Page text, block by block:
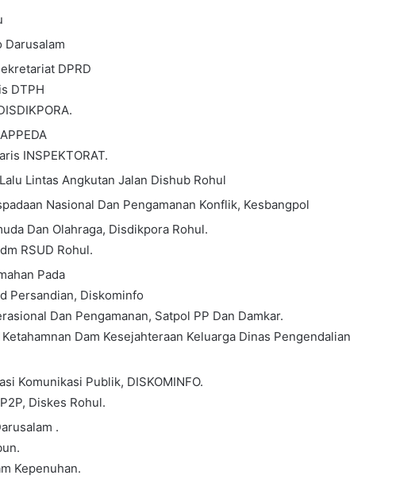
Darusalam
DPRD
DTPH
INSPEKTORAT.
Lintas Angkutan Jalan Dishub Rohul
Nasional Dan Pengamanan Konflik, Kesbangpol
Dan Olahraga, Disdikpora Rohul.
RSUD Rohul.
Pada
Persandian, Diskominfo
Dan Pengamanan, Satpol PP Dan Damkar.
Dam Kesejahteraan Keluarga Dinas Pengendalian
Komunikasi Publik, DISKOMINFO.
Diskes Rohul.
.
Kepenuhan.